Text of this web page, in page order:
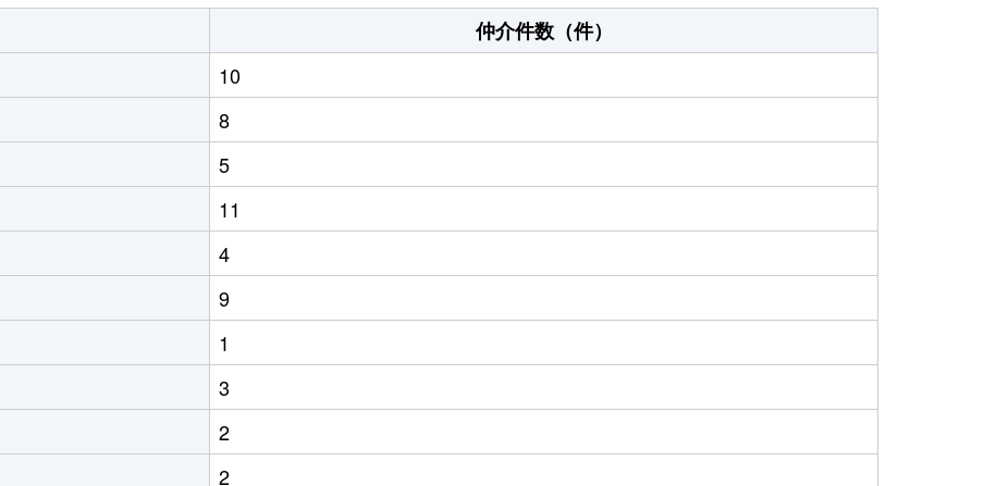
仲介件数（件）
10
8
5
11
4
9
1
3
2
2